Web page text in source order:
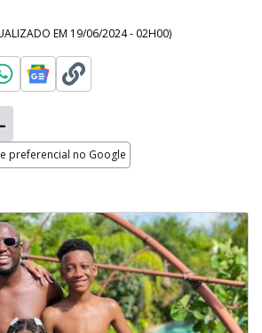
EM 19/06/2024 - 02H00)
preferencial no Google